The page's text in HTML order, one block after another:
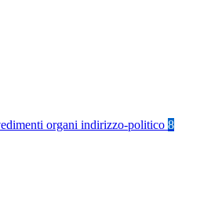
organi indirizzo-politico 8